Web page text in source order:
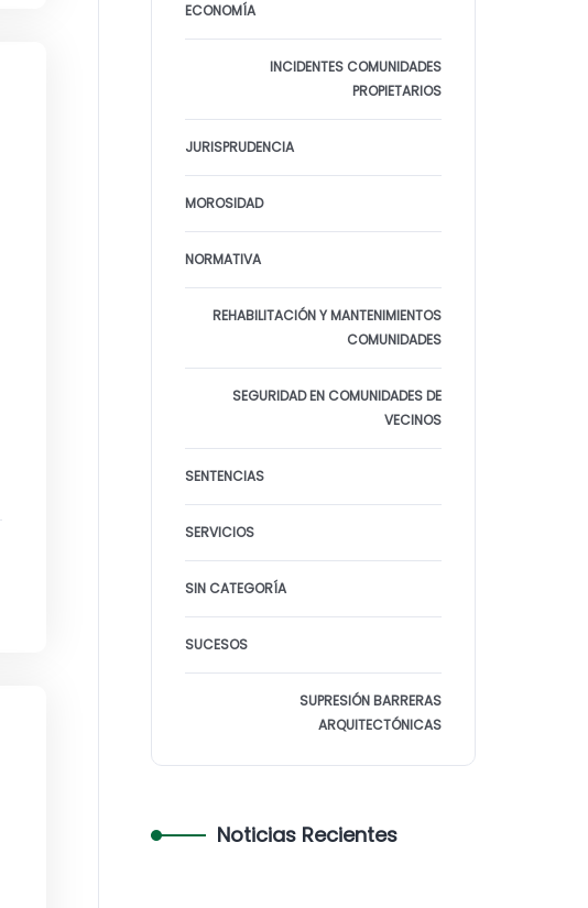
ECONOMÍA
INCIDENTES COMUNIDADES
PROPIETARIOS
JURISPRUDENCIA
MOROSIDAD
NORMATIVA
REHABILITACIÓN Y MANTENIMIENTOS
COMUNIDADES
SEGURIDAD EN COMUNIDADES DE
VECINOS
SENTENCIAS
SERVICIOS
SIN CATEGORÍA
SUCESOS
SUPRESIÓN BARRERAS
ARQUITECTÓNICAS
Noticias Recientes